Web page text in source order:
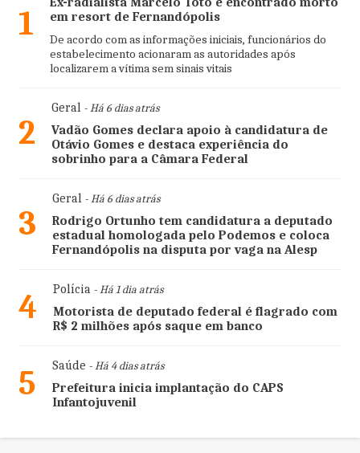
1
em resort de Fernandópolis
De acordo com as informações iniciais, funcionários do
estabelecimento acionaram as autoridades após
localizarem a vítima sem sinais vitais
2
Geral- Há 6 dias atrás
Vadão Gomes declara apoio à candidatura de
Otávio Gomes e destaca experiência do
sobrinho para a Câmara Federal
3
Geral- Há 6 dias atrás
Rodrigo Ortunho tem candidatura a deputado
estadual homologada pelo Podemos e coloca
Fernandópolis na disputa por vaga na Alesp
4 Polícia- Há 1 dia atrás
Motorista de deputado federal é flagrado com
R$ 2 milhões após saque em banco
5 Saúde - Há 4 dias atrás
Prefeitura inicia implantação do CAPS
Infantojuvenil